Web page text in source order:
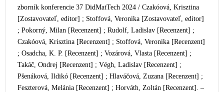
zborník konferencie 37 DidMatTech 2024 / Czakóová, Krisztina
[Zostavovateľ, editor] ; Stoffová, Veronika [Zostavovateľ, editor]
; Pokorný, Milan [Recenzent] ; Rudolf, Ladislav [Recenzent] ;
Czakóová, Krisztina [Recenzent] ; Stoffová, Veronika [Recenzent]
; Osadcha, K. P. [Recenzent] ; Vozárová, Vlasta [Recenzent] ;
Takáč, Ondrej [Recenzent] ; Végh, Ladislav [Recenzent] ;
Pšenáková, Ildikó [Recenzent] ; Hlaváčová, Zuzana [Recenzent] ;
Feszterová, Melánia [Recenzent] ; Horváth, Zoltán [Recenzent]. –